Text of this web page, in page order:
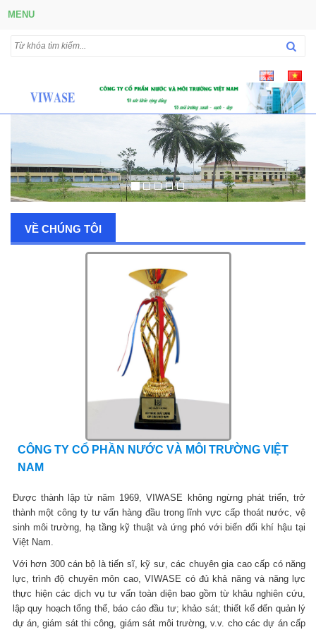
MENU
VỀ CHÚNG TÔI
CÔNG TY CỔ PHẦN NƯỚC VÀ MÔI TRƯỜNG VIỆT
NAM
Được thành lập từ năm 1969, VIWASE không ngừng phát triển, trở
thành một công ty tư vấn hàng đầu trong lĩnh vực cấp thoát nước, vệ
sinh môi trường, hạ tầng kỹ thuật và ứng phó với biến đổi khí hậu tại
Việt Nam.
Với hơn 300 cán bộ là tiến sĩ, kỹ sư, các chuyên gia cao cấp có năng
lực, trình độ chuyên môn cao, VIWASE có đủ khả năng và năng lực
thực hiện các dịch vụ tư vấn toàn diện bao gồm từ khâu nghiên cứu,
lập quy hoạch tổng thể, báo cáo đầu tư; khảo sát; thiết kế đến quản lý
dự án, giám sát thi công, giám sát môi trường, v.v. cho các dự án cấp